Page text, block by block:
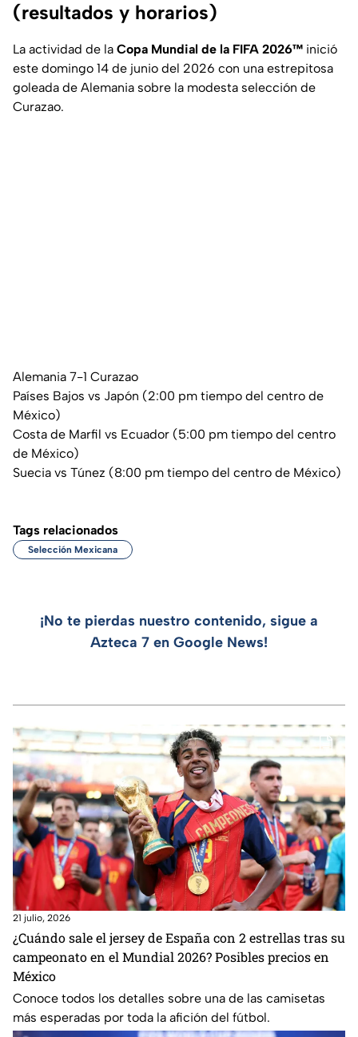
(resultados y horarios)
La actividad de la Copa Mundial de la FIFA 2026™ inició
este domingo 14 de junio del 2026 con una estrepitosa
goleada de Alemania sobre la modesta selección de
Curazao.
Alemania 7-1 Curazao
Países Bajos vs Japón (2:00 pm tiempo del centro de
México)
Costa de Marfil vs Ecuador (5:00 pm tiempo del centro
de México)
Suecia vs Túnez (8:00 pm tiempo del centro de México)
Tags relacionados
Selección Mexicana
¡No te pierdas nuestro contenido, sigue a
Azteca 7 en Google News!
21 julio, 2026
¿Cuándo sale el jersey de España con 2 estrellas tras su
campeonato en el Mundial 2026? Posibles precios en
México
Conoce todos los detalles sobre una de las camisetas
más esperadas por toda la afición del fútbol.